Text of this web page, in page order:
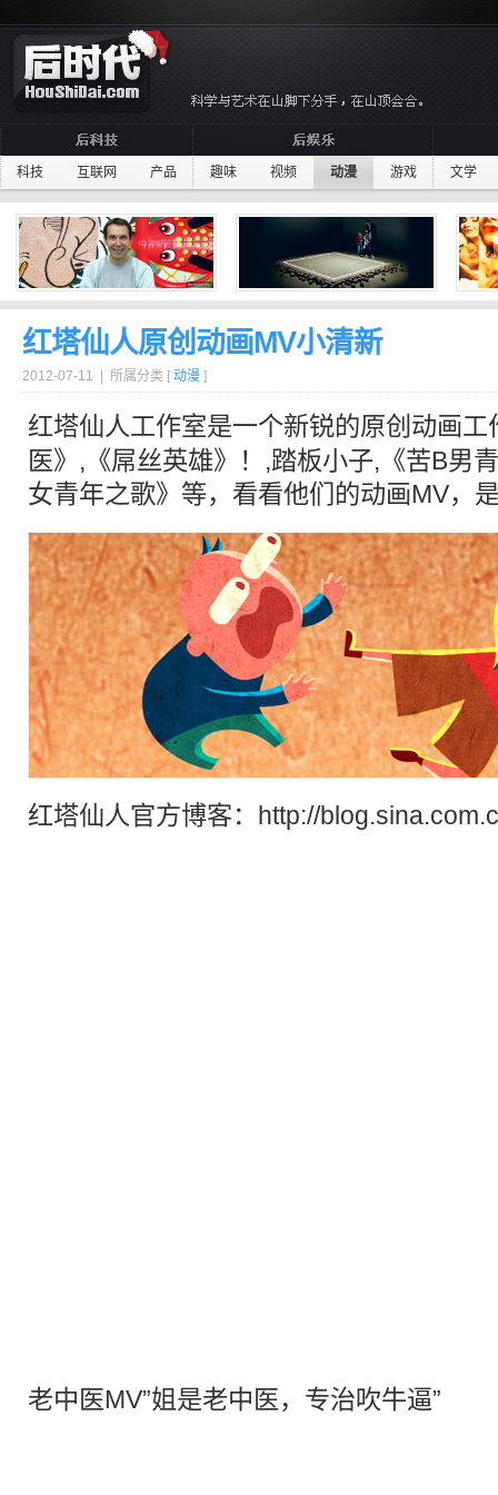
科技 互联网 产品 趣味 视频 动漫 游戏 文学
红塔仙人原创动画MV小清新
2012-07-11 | 所属分类 [ 动漫 ]
红塔仙人工作室是一个新锐的原创 动画工
医》,《屌丝英雄》！,踏板小子,《苦B男
女青年之歌》等，看看他们的动画MV，
红塔仙人官方博客：http://
老中医MV”姐是老中医，专治吹牛逼”